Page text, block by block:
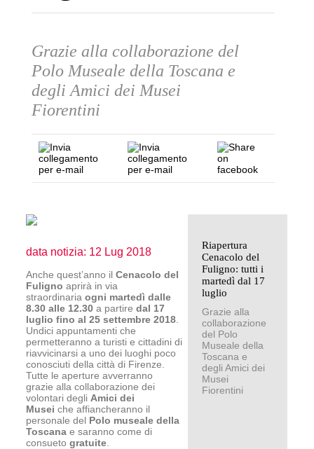
Grazie alla collaborazione del
Polo Museale della Toscana e
degli Amici dei Musei
Fiorentini
data notizia: 12 Lug 2018
Anche quest’anno ilCenacolo del
Fuligno aprirà in via
straordinariaogni martedì dalle
8.30 alle 12.30a partiredal 17
luglio fino al 25 settembre 2018
Undici appuntamenti che
permetteranno a turisti e cittadini di
riavvicinarsi a uno dei luoghi poco
conosciuti della città di Firenze.
Tutte le aperture avverranno
grazie alla collaborazione dei
volontari degli Amici dei
Musei che affiancheranno il
personale del Polo museale della
Toscana e saranno come di
consuetogratuite
Riapertura
Cenacolo del
Fuligno: tutti i
martedì dal 17
luglio
Grazie alla
collaborazione
del Polo
Museale della
Toscana e
degli Amici dei
Musei
Fiorentini